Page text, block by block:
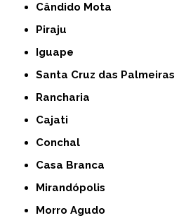
Cândido Mota
Piraju
Iguape
Santa Cruz das Palmeiras
Rancharia
Cajati
Conchal
Casa Branca
Mirandópolis
Morro Agudo